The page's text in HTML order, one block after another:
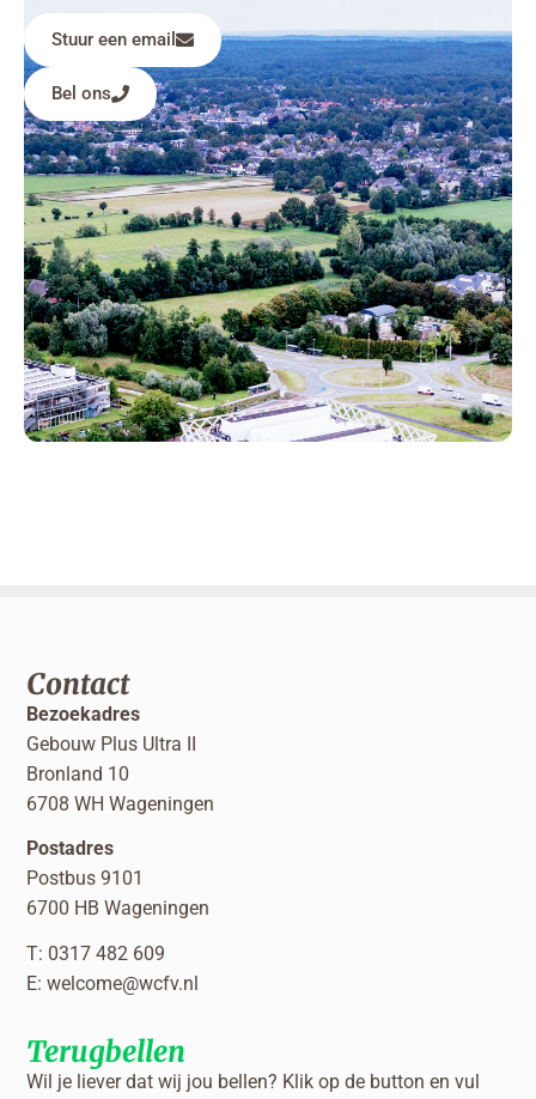
Stuur een email
Bel ons
Contact
Bezoekadres
Gebouw Plus Ultra II
Bronland 10
6708 WH Wageningen
Postadres
Postbus 9101
6700 HB Wageningen
T: 0317 482 609
E:welcome@wcfv.nl
Terugbellen
Wil je liever dat wij jou bellen? Klik op de button en vul